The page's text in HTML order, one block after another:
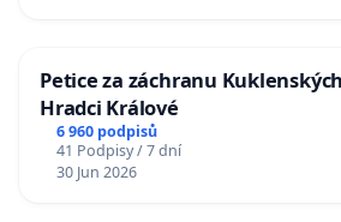
Petice za záchranu
Hradci Králové
6 960 podpisů
41 Podpisy / 7 dní
30 Jun 2026